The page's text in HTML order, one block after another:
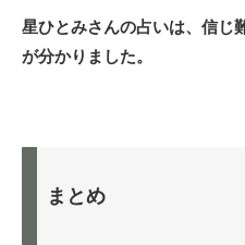
星ひとみさんの占いは、信じ
が分かりました。
まとめ